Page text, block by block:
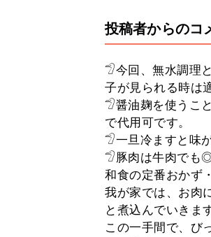
投稿者からのコ
𓅿今回、無水調理
子が見られる時は
𓅿醤油麹を使うこ
で代用可です。
𓅿一旦冷ますと味
𓅿豚肉は牛肉でも
和食の定番おかず
我が家では、お肉
と煮込んでいきま
この一手間で、び